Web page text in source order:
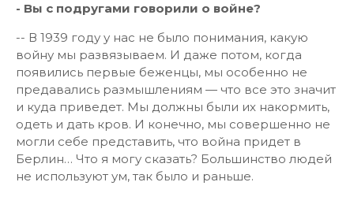
- Вы с подругами говорили о войне?
-- В 1939 году у нас не было понимания, какую
войну мы развязываем. И даже потом, когда
появились первые беженцы, мы особенно не
предавались размышлениям — что все это значит
и куда приведет. Мы должны были их накормить,
одеть и дать кров. И конечно, мы совершенно не
могли себе представить, что война придет в
Берлин… Что я могу сказать? Большинство людей
не используют ум, так было и раньше.